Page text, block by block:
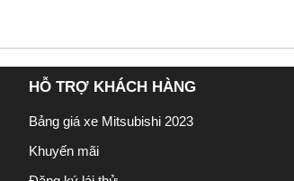
HỖ TRỢ KHÁCH HÀNG
Bảng giá xe Mitsubishi 2023
Khuyến mãi